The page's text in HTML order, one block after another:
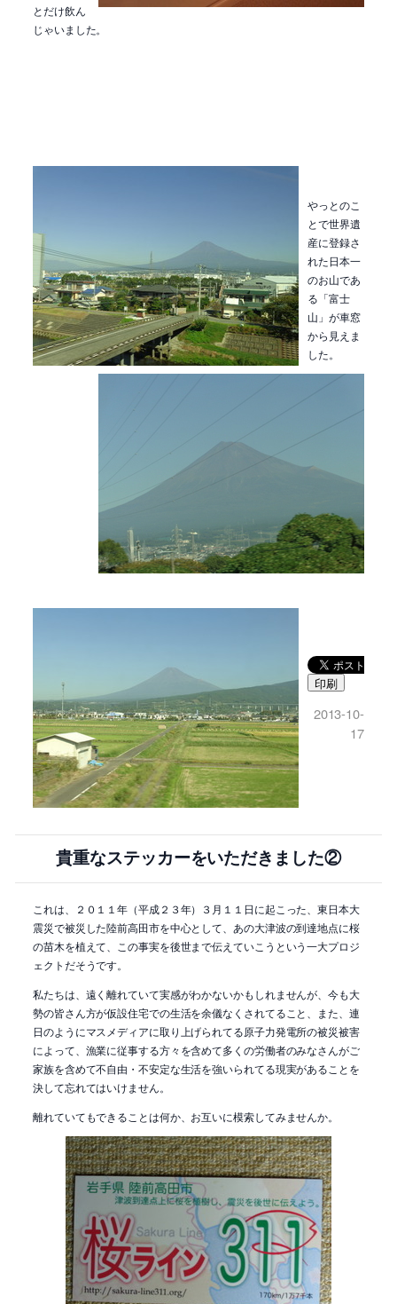
とだけ飲ん
じゃいました。
やっとのこ
とで世界遺
産に登録さ
れた日本一
のお山であ
る「富士
山」が車窓
から見えま
した。
印刷
2013-10-
17
貴重なステッカーをいただきました②
これは、２０１１年（平成２３年）３月１１日に起こった、東日本大
震災で被災した陸前高田市を中心として、あの大津波の到達地点に桜
の苗木を植えて、この事実を後世まで伝えていこうという一大プロジ
ェクトだそうです。
私たちは、遠く離れていて実感がわかないかもしれませんが、今も大
勢の皆さん方が仮設住宅での生活を余儀なくされてること、また、連
日のようにマスメディアに取り上げられてる原子力発電所の被災被害
によって、漁業に従事する方々を含めて多くの労働者のみなさんがご
家族を含めて不自由・不安定な生活を強いられてる現実があることを
決して忘れてはいけません。
離れていてもできることは何か、お互いに模索してみませんか。